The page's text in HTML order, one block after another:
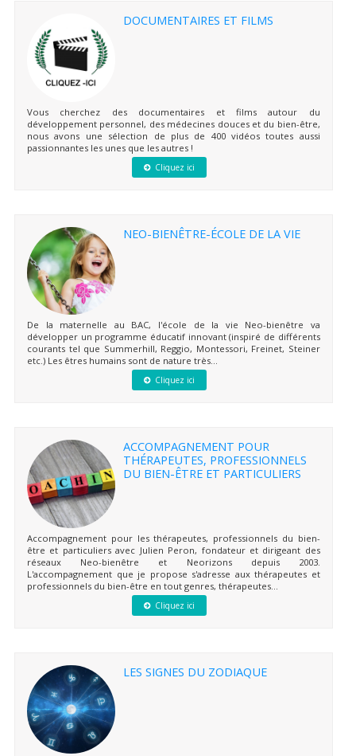
DOCUMENTAIRES ET FILMS
Vous cherchez des documentaires et films autour du
développement personnel, des médecines douces et du bien-être,
nous avons une sélection de plus de 400 vidéos toutes aussi
passionnantes les unes que les autres !
Cliquez ici
NEO-BIENÊTRE-ÉCOLE DE LA VIE
De la maternelle au BAC, l'école de la vie Neo-bienêtre va
développer un programme éducatif innovant (inspiré de différents
courants tel que Summerhill, Reggio, Montessori, Freinet, Steiner
etc.) Les êtres humains sont de nature très...
Cliquez ici
ACCOMPAGNEMENT POUR
THÉRAPEUTES, PROFESSIONNELS
DU BIEN-ÊTRE ET PARTICULIERS
Accompagnement pour les thérapeutes, professionnels du bien-
être et particuliers avec Julien Peron, fondateur et dirigeant des
réseaux Neo-bienêtre et Neorizons depuis 2003.
L'accompagnement que je propose s'adresse aux thérapeutes et
professionnels du bien-être en tout genres, thérapeutes...
Cliquez ici
LES SIGNES DU ZODIAQUE